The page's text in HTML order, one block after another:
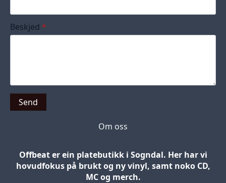
Beskjed *
Send
Om oss
Offbeat er ein platebutikk i Sogndal. Her har vi
hovudfokus på brukt og ny vinyl, samt noko CD,
MC og merch.